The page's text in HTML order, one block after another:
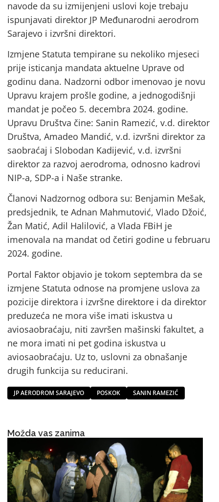
navode da su izmijenjeni uslovi koje trebaju
ispunjavati direktor JP Međunarodni aerodrom
Sarajevo i izvršni direktori.
Izmjene Statuta tempirane su nekoliko mjeseci
prije isticanja mandata aktuelne Uprave od
godinu dana. Nadzorni odbor imenovao je novu
Upravu krajem prošle godine, a jednogodišnji
mandat je počeo 5. decembra 2024. godine.
Upravu Društva čine: Sanin Ramezić, v.d. direktor
Društva, Amadeo Mandić, v.d. izvršni direktor za
saobraćaj i Slobodan Kadijević, v.d. izvršni
direktor za razvoj aerodroma, odnosno kadrovi
NIP-a, SDP-a i Naše stranke.
Članovi Nadzornog odbora su: Benjamin Mešak,
predsjednik, te Adnan Mahmutović, Vlado Džoić,
Žan Matić, Adil Halilović, a Vlada FBiH je
imenovala na mandat od četiri godine u februaru
2024. godine.
Portal Faktor objavio je tokom septembra da se
izmjene Statuta odnose na promjene uslova za
pozicije direktora i izvršne direktore i da direktor
preduzeća ne mora više imati iskustva u
aviosaobraćaju, niti završen mašinski fakultet, a
ne mora imati ni pet godina iskustva u
aviosaobraćaju. Uz to, uslovni za obnašanje
drugih funkcija su reducirani.
JP AERODROM SARAJEVO POSKOK SANIN RAMEZIĆ
Možda vas zanima